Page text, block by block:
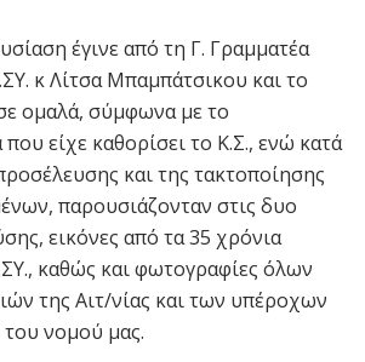
έγινε από τη Γ. Γραμματέα
κ Λίτσα Μπαμπάτσικου και το
ομαλά, σύμφωνα με το
είχε καθορίσει το Κ.Σ., ενώ κατά
και της τακτοποίησης
παρουσιάζονταν στις δυο
εικόνες από τα 35 χρόνια
καθώς και φωτογραφίες όλων
της Αιτ/νίας και των υπέροχων
νομού μας.